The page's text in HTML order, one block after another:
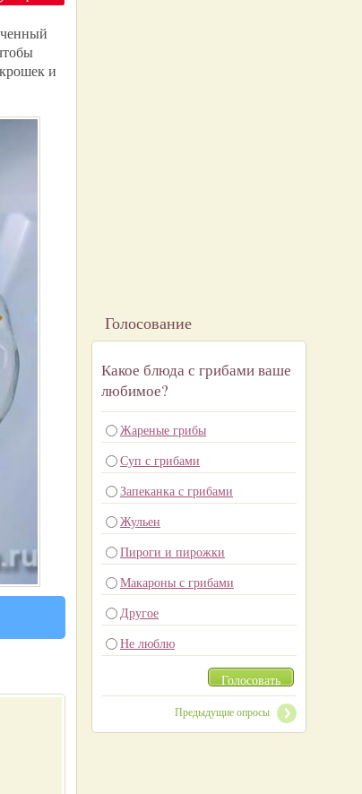
и
Голосование
Какое блюда с грибами ваше
любимое?
Жареные грибы
Суп с грибами
Запеканка с грибами
Жульен
Пироги и пирожки
Макароны с грибами
Другое
Не люблю
Голосовать
Предыдущие опросы